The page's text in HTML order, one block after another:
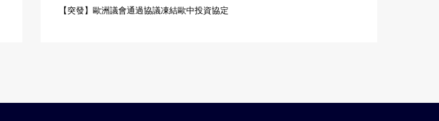
【突發】歐洲議會通過協議凍結歐中投資協定